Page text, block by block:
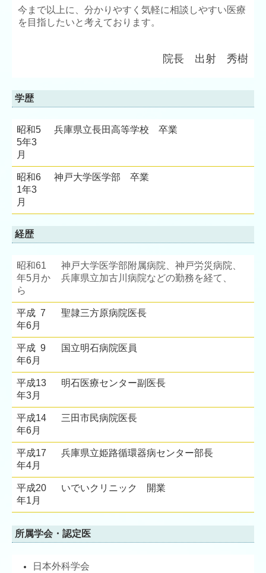
今まで以上に、分かりやすく気軽に相談しやすい医療
を目指したいと考えております。
院長 出射 秀樹
学歴
昭和5
5年3
月
兵庫県立長田高等学校 卒業
昭和6
1年3
月
神戸大学医学部 卒業
経歴
昭和61
年5月か
ら
神戸大学医学部附属病院、神戸労災病院、
兵庫県立加古川病院などの勤務を経て、
平成 7
年6月
聖隷三方原病院医長
平成 9
年6月
国立明石病院医員
平成13
年3月
明石医療センター副医長
平成14
年6月
三田市民病院医長
平成17
年4月
兵庫県立姫路循環器病センター部長
平成20
年1月
いでいクリニック 開業
所属学会・認定医
日本外科学会